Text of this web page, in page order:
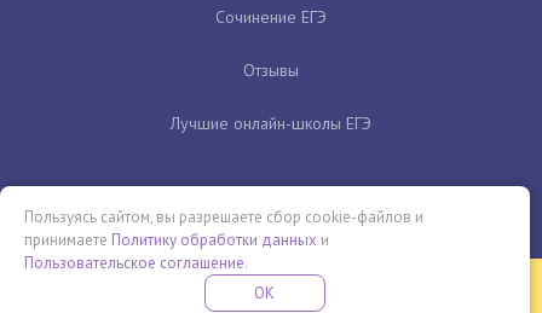
Сочинение ЕГЭ
Отзывы
Лучшие онлайн-школы ЕГЭ
Бесплатная летняя школа
Пользуясь сайтом, вы разрешаете сбор cookie-файлов и
принимаете Политику обработки данных и
Пользовательское соглашение.
OK